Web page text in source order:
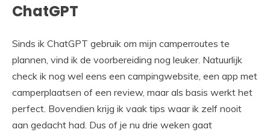
ChatGPT
Sinds ik ChatGPT gebruik om mijn camperroutes te
plannen, vind ik de voorbereiding nog leuker. Natuurlijk
check ik nog wel eens een campingwebsite, een app met
camperplaatsen of een review, maar als basis werkt het
perfect. Bovendien krijg ik vaak tips waar ik zelf nooit
aan gedacht had. Dus of je nu drie weken gaat